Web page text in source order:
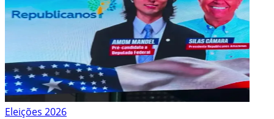
Eleições 2026